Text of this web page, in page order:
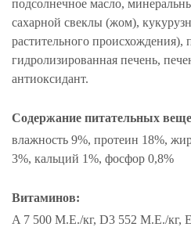
подсолнечное масло,
сахарной свеклы (жом),
растительного происхождения),
гидролизированная печень,
антиоксидант.
Содержание питательных
влажность 9%, протеин 18%,
3%, кальций 1%, фосфор 0,8%
Витаминов:
A 7 500 М.Е./кг, D3 552 М.Е./кг,